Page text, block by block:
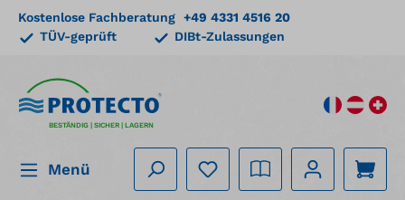
springen
Kostenlose Fachberatung +49 4331 4516 20
TÜV-geprüft
DIBt-Zulassungen
BESTÄNDIG | SICHER | LAGERN
Menü